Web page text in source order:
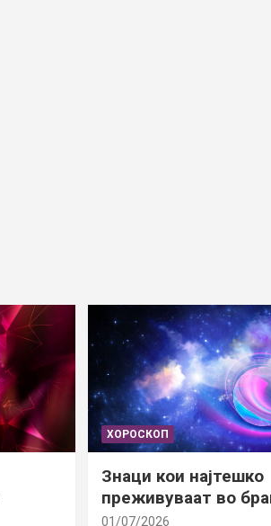
ХОРОСКОП
Знаци кои најтешко
преживуваат во
01/07/2026